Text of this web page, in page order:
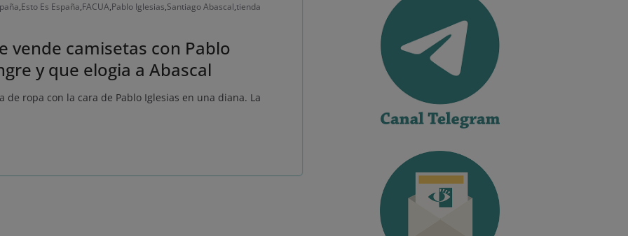
,Esto Es España,FACUA,Pablo Iglesias,Santiago Abascal,tienda
vende camisetas con Pablo
y que elogia a Abascal
ropa con la cara de Pablo Iglesias en una diana. La